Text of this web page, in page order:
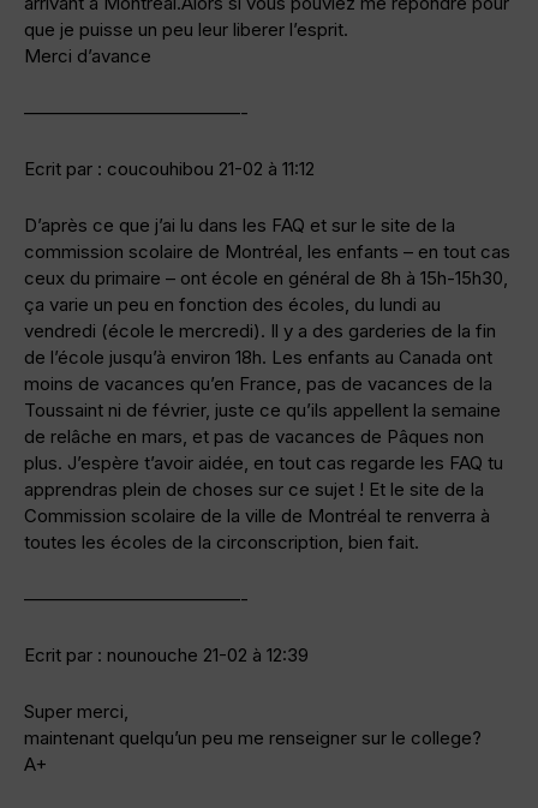
que je puisse un peu leur liberer l’esprit.
Merci d’avance
————————————-
Ecrit par : coucouhibou 21-02 à 11:12
D’après ce que j’ai lu dans les FAQ et sur le site de la
commission scolaire de Montréal, les enfants – en tout cas
ceux du primaire – ont école en général de 8h à 15h-15h30,
ça varie un peu en fonction des écoles, du lundi au
vendredi (école le mercredi). Il y a des garderies de la fin
de l’école jusqu’à environ 18h. Les enfants au Canada ont
moins de vacances qu’en France, pas de vacances de la
Toussaint ni de février, juste ce qu’ils appellent la semaine
de relâche en mars, et pas de vacances de Pâques non
plus. J’espère t’avoir aidée, en tout cas regarde les FAQ tu
apprendras plein de choses sur ce sujet ! Et le site de la
Commission scolaire de la ville de Montréal te renverra à
toutes les écoles de la circonscription, bien fait.
————————————-
Ecrit par : nounouche 21-02 à 12:39
Super merci,
maintenant quelqu’un peu me renseigner sur le college?
A+